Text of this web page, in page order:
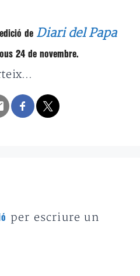
de Diari del Papa
24 de novembre.
per escriure un